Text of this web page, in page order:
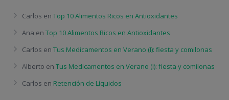
Carlos en Top 10 Alimentos Ricos en Antioxidantes
Ana en Top 10 Alimentos Ricos en Antioxidantes
Carlos en Tus Medicamentos en Verano (I): fiesta y comilonas
Alberto en Tus Medicamentos en Verano (I): fiesta y comilonas
Carlos en Retención de Líquidos